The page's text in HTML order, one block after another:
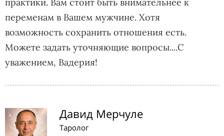
переменам в Вашем мужчине. Хотя
возможность сохранить отношения есть.
Можете задать уточняющие вопросы....С
уважением, Вадерия!
Давид Мерчуле
Таролог